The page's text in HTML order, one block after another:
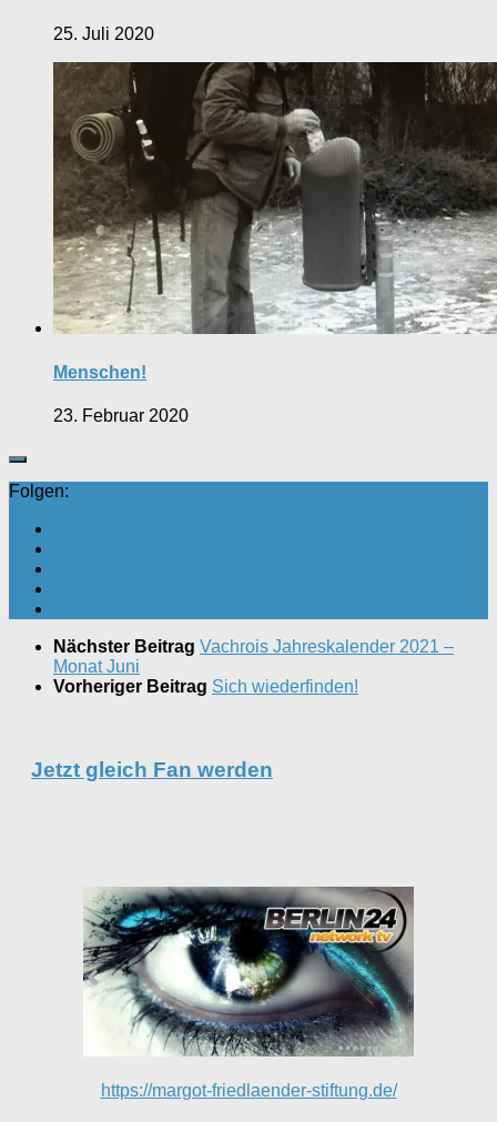
25. Juli 2020
Menschen!
23. Februar 2020
Folgen:
Nächster Beitrag Vachrois Jahreskalender 2021 –
Monat Juni
Vorheriger Beitrag Sich wiederfinden!
Jetzt gleich Fan werden
https://margot-friedlaender-stiftung.de/